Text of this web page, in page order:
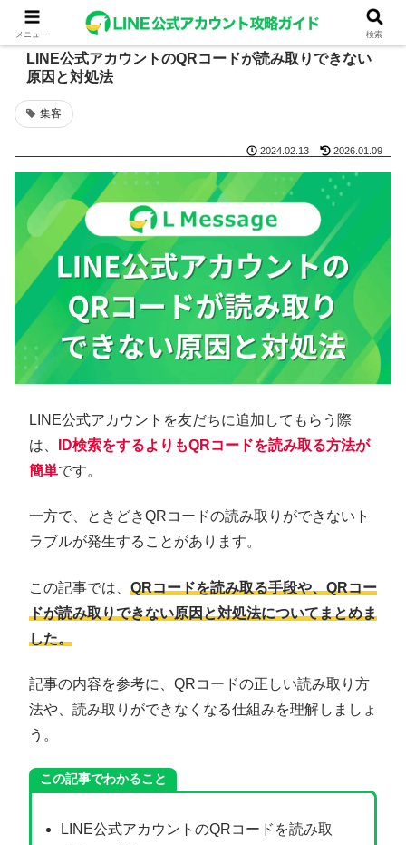
LINE公式アカウントのQRコードが読み取りできない
原因と対処法
集客
2024.02.13 2026.01.09
LINE公式アカウントを友だちに追加してもらう際
は、
ID検索をするよりもQRコードを読み取る方法が
簡単です。
一方で、ときどきQRコードの読み取りができないト
ラブルが発生することがあります。
この記事では、 QRコードを読み取る手段や、QRコー
ドが読み取りできない原因と対処法についてまとめま
した。
記事の内容を参考に、QRコードの正しい読み取り方
法や、読み取りができなくなる仕組みを理解しましょ
う。
この記事でわかること
LINE公式アカウントのQRコードを読み取
メニュー 検索